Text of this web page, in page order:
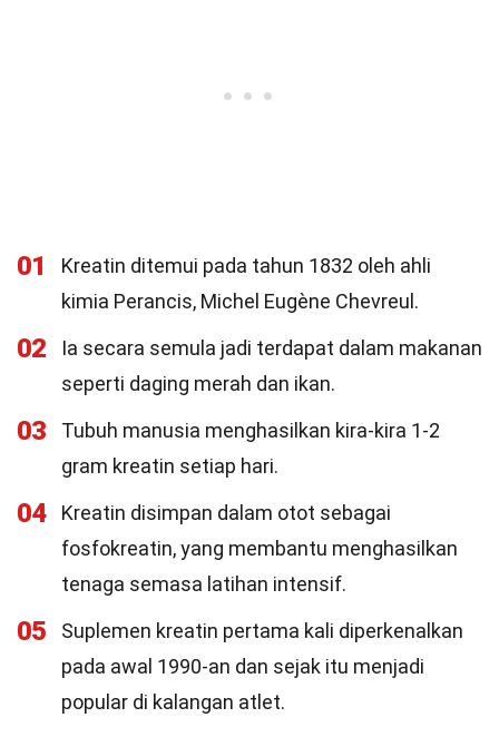
01
Kreatin ditemui pada tahun 1832 oleh ahli
kimia Perancis, Michel Eugène Chevreul.
02
Ia secara semula jadi terdapat dalam makanan
seperti daging merah dan ikan.
03
Tubuh manusia menghasilkan kira-kira 1-2
gram kreatin setiap hari.
04
Kreatin disimpan dalam otot sebagai
fosfokreatin, yang membantu menghasilkan
tenaga semasa latihan intensif.
05
Suplemen kreatin pertama kali diperkenalkan
pada awal 1990-an dan sejak itu menjadi
popular di kalangan atlet.